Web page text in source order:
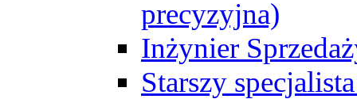
precyzyjna)
Inżynier
Starszy